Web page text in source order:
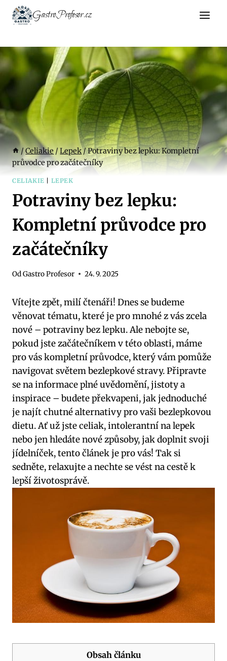
Přeskočit
GastroProfesor.cz
/ Celiakie /Lepek/Potraviny bez lepku: Kompletní
průvodce pro začátečníky
CELIAKIE LEPEK
Potraviny bez lepku:
Kompletní průvodce pro
začátečníky
OdGastro Profesor 24. 9. 2025
Vítejte zpět, milí čtenáři! Dnes se budeme
věnovat tématu, které je pro mnohé z vás zcela
nové – potraviny bez lepku. Ale nebojte se,
pokud jste začátečníkem v této oblasti, máme
pro vás kompletní průvodce, který vám pomůže
navigovat světem bezlepkové stravy. Připravte
se na informace plné uvědomění, jistoty a
inspirace – budete překvapeni, jak jednoduché
je najít chutné alternativy pro vaši bezlepkovou
dietu. Ať už jste celiak, intolerantní na lepek
nebo jen hledáte nové způsoby, jak doplnit svoji
jídelníček, tento článek je pro vás! Tak si
sedněte, relaxujte a nechte se vést na cestě k
lepší životosprávě.
Obsah článku